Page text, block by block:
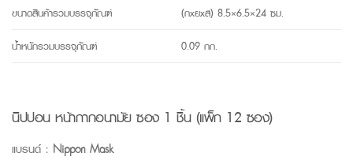
ขนาดสินค้ารวมบรรจุภัณฑ์
(กxยxส) 8.5×6.5×24 ซม.
น้ำหนักรวมบรรจุภัณฑ์
0.09 กก.
นิปปอน หน้ากากอนามัย ซอง 1 ชิ้น (แพ็ก 12 ซอง)
แบรนด์ : Nippon Mask